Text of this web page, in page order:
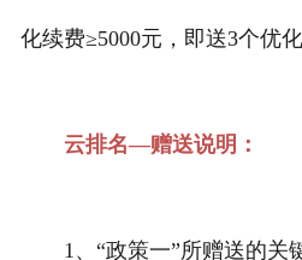
化续费≥5000元，即送3个优化
云排名—赠送说明：
1、“政策一”所赠送的关